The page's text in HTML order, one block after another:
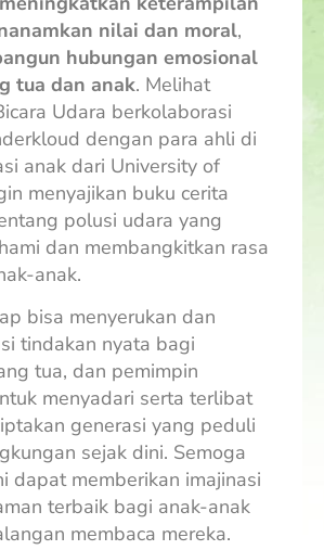
nilai dan moral,
hubungan emosional
tua dan anak. Melihat
Udara berkolaborasi
dengan para ahli di
anak dari University of
menyajikan buku cerita
polusi udara yang
dan membangkitkan rasa
anak.
bisa menyerukan dan
tindakan nyata bagi
tua, dan pemimpin
menyadari serta terlibat
generasi yang peduli
sejak dini. Semoga
dapat memberikan imajinasi
terbaik bagi anak-anak
membaca mereka.